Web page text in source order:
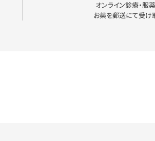
オンライン診療・服
お薬を郵送にて受け